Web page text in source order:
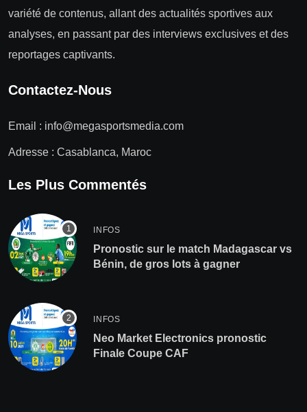
variété de contenus, allant des actualités sportives aux
analyses, en passant par des interviews exclusives et des
reportages captivants.
Contactez-Nous
Email : info@megasportsmedia.com
Adresse : Casablanca, Maroc
Les Plus Commentés
INFOS
Pronostic sur le match Madagascar vs
Bénin, de gros lots à gagner
INFOS
Neo Market Electronics pronostic
Finale Coupe CAF